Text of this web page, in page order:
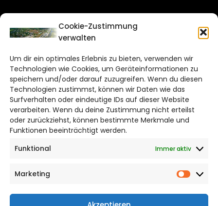
Cookie-Zustimmung
verwalten
Um dir ein optimales Erlebnis zu bieten, verwenden wir
Technologien wie Cookies, um Geräteinformationen zu
speichern und/oder darauf zuzugreifen. Wenn du diesen
Technologien zustimmst, können wir Daten wie das
Surfverhalten oder eindeutige IDs auf dieser Website
verarbeiten. Wenn du deine Zustimmung nicht erteilst
oder zurückziehst, können bestimmte Merkmale und
Funktionen beeinträchtigt werden.
Funktional
Immer aktiv
Marketing
CITYLIFE!
Bruchtorwall 12
38100 Braunschweig
Telefon: 0531 387220 – 65
DAS STADTMAGAZIN FÜR
WOLFSBURG
Impressum
Cookie Richtlinie
CITYLIFE! BEI FACEBOOK